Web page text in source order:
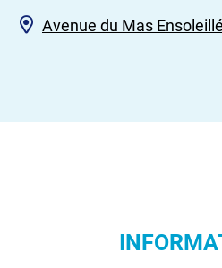
Avenue du Mas